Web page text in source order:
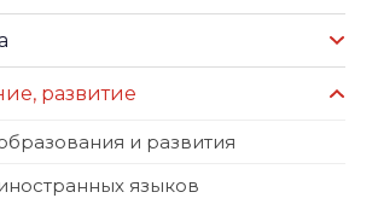
развитие
и развития
языков